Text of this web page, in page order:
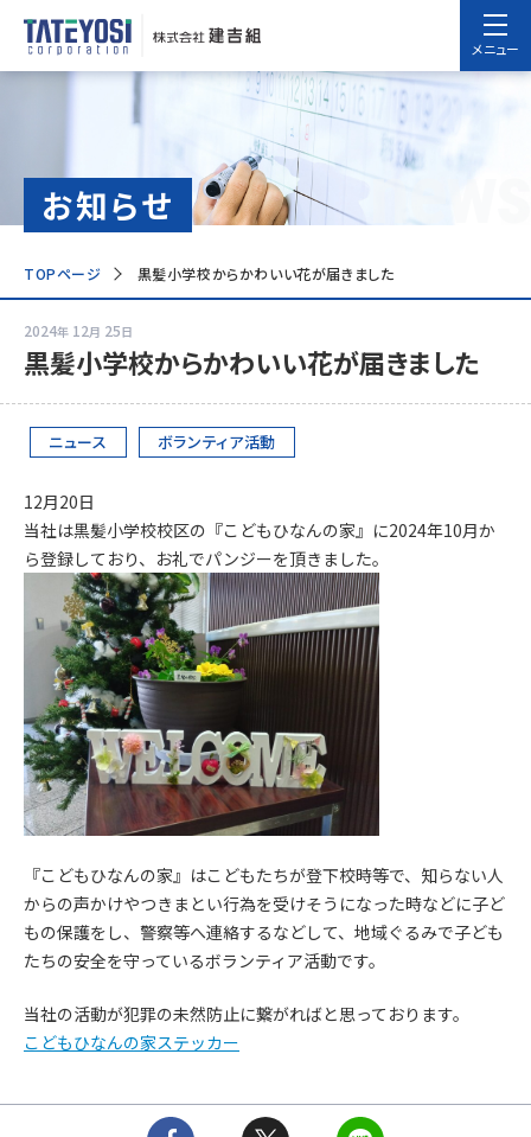
メニュー
お知らせ news
TOPページ 黒髪小学校からかわいい花が届きました
2024年 12月 25日
黒髪小学校からかわいい花が届きました
ニュース ボランティア活動
12月20日
当社は黒髪小学校校区の『こどもひなんの家』に2024年10月か
ら登録しており、お礼でパンジーを頂きました。
『こどもひなんの家』はこどもたちが登下校時等で、知らない人
からの声かけやつきまとい行為を受けそうになった時などに子ど
もの保護をし、警察等へ連絡するなどして、地域ぐるみで子ども
たちの安全を守っているボランティア活動です。
当社の活動が犯罪の未然防止に繋がればと思っております。
こどもひなんの家ステッカー